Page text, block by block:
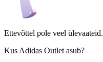
Ettevõttel pole veel ülevaateid.
Kus Adidas Outlet asub?